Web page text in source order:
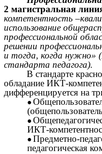
2 магистральная
компетентность
использование
профессиональной
решении
и тогда, когда нужно»
стандарта педагога).
В стандарте
обладание ИКТ-
дифференцируется на
ИКТ-
Предметно-
педагогическая